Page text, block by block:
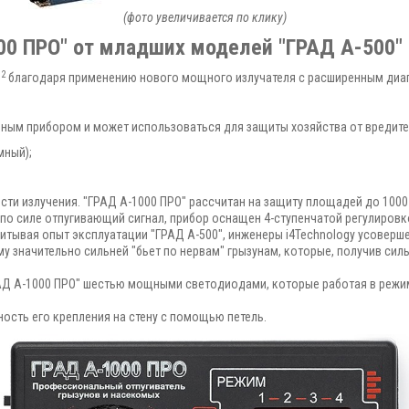
(фото увеличивается по клику)
ПРО" от младших моделей "ГРАД А-
2благодаря применению нового мощного излучателя с расширенным
прибором и может использоваться для защиты хозяйства от
излучения. "ГРАД А-1000 ПРО" рассчитан на защиту площадей до
силе отпугивающий сигнал, прибор оснащен 4-ступенчатой
опыт эксплуатации "ГРАД А-500", инженеры i4Technology
значительно сильней "бьет по нервам" грызунам, которые, получив
А-1000 ПРО" шестью мощными светодиодами, которые работая в
его крепления на стену с помощью петель.